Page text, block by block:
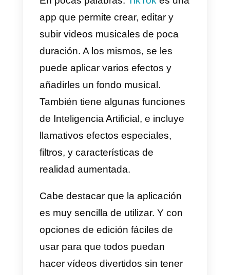
pequeños clips musicales
embargo, fuera de China recibe
nombre de TikTok. La misma se
ha viralizado y hecho popular
rápidamente gracias a la gran
cantidad de filtros y cosas que
puedes hacer.
septiembre de 2016, solo tardó
200 días en ser desarrollada. Y
parecer sus creadores sabían
exactamente lo que estaban